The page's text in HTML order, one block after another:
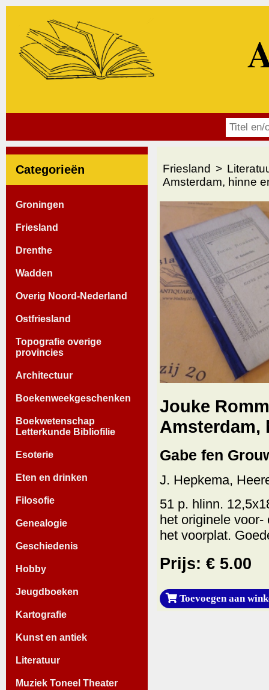
Categorieën
Groningen
Friesland
Drenthe
Wadden
Overig Noord-Nederland
Ostfriesland
Topografie overige
provincies
Architectuur
Boekenweekgeschenken
Boekwetenschap
Letterkunde Bibliofilie
Esoterie
Eten en drinken
Filosofie
Genealogie
Geschiedenis
Hobby
Jeugdboeken
Kartografie
Kunst en antiek
Literatuur
Muziek Toneel Theater
Friesland
Amsterdam, hinne
Jouke
Amsterdam,
Gabe fen
J. Hepkema,
51 p. hlinn.
het originele
het voorplat.
Prijs: € 5.00
Toevoegen aan